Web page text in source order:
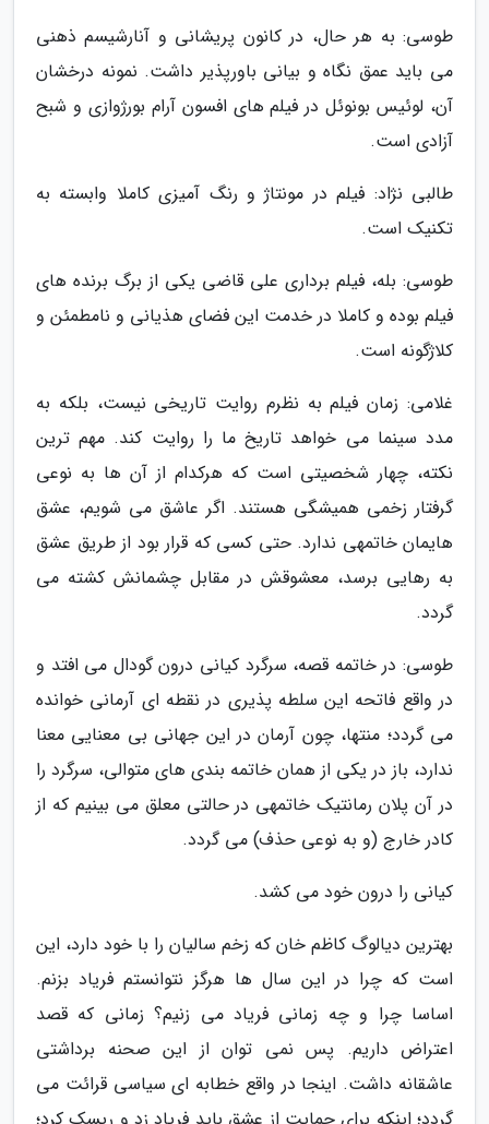
طوسی: به هر حال، در کانون پریشانی و آنارشیسم ذهنی
می باید عمق نگاه و بیانی باورپذیر داشت. نمونه درخشان
آن، لوئیس بونوئل در فیلم های افسون آرام بورژوازی و شبح
آزادی است.
طالبی نژاد: فیلم در مونتاژ و رنگ آمیزی کاملا وابسته به
تکنیک است.
طوسی: بله، فیلم برداری علی قاضی یکی از برگ برنده های
فیلم بوده و کاملا در خدمت این فضای هذیانی و نامطمئن و
کلاژگونه است.
غلامی: زمان فیلم به نظرم روایت تاریخی نیست، بلکه به
مدد سینما می خواهد تاریخ ما را روایت کند. مهم ترین
نکته، چهار شخصیتی است که هرکدام از آن ها به نوعی
گرفتار زخمی همیشگی هستند. اگر عاشق می شویم، عشق
هایمان خاتمهی ندارد. حتی کسی که قرار بود از طریق عشق
به رهایی برسد، معشوقش در مقابل چشمانش کشته می
گردد.
طوسی: در خاتمه قصه، سرگرد کیانی درون گودال می افتد و
در واقع فاتحه این سلطه پذیری در نقطه ای آرمانی خوانده
می گردد؛ منتها، چون آرمان در این جهانی بی معنایی معنا
ندارد، باز در یکی از همان خاتمه بندی های متوالی، سرگرد را
در آن پلان رمانتیک خاتمهی در حالتی معلق می بینیم که از
کادر خارج (و به نوعی حذف) می گردد.
کیانی را درون خود می کشد.
بهترین دیالوگ کاظم خان که زخم سالیان را با خود دارد، این
است که چرا در این سال ها هرگز نتوانستم فریاد بزنم.
اساسا چرا و چه زمانی فریاد می زنیم؟ زمانی که قصد
اعتراض داریم. پس نمی توان از این صحنه برداشتی
عاشقانه داشت. اینجا در واقع خطابه ای سیاسی قرائت می